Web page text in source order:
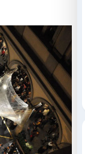
con le
suo aspetto
di
da Sven
tra
del design
di nuove